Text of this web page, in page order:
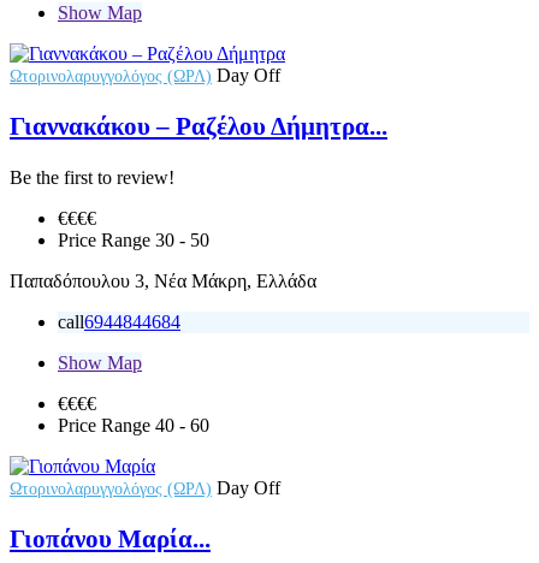
Show Map
Ωτορινολαρυγγολόγος (ΩΡΛ) Day Off
Γιαννακάκου – Ραζέλου Δήμητρα...
Be the first to review!
€€€€
Price Range 30 - 50
Παπαδόπουλου 3, Νέα Μάκρη, Ελλάδα
call6944844684
Show Map
€€€€
Price Range 40 - 60
Ωτορινολαρυγγολόγος (ΩΡΛ) Day Off
Γιοπάνου Μαρία...